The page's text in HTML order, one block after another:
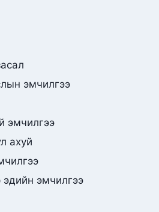
эмчилгээ
эмчилгээ
ахуй
эдийн эмчилгээ